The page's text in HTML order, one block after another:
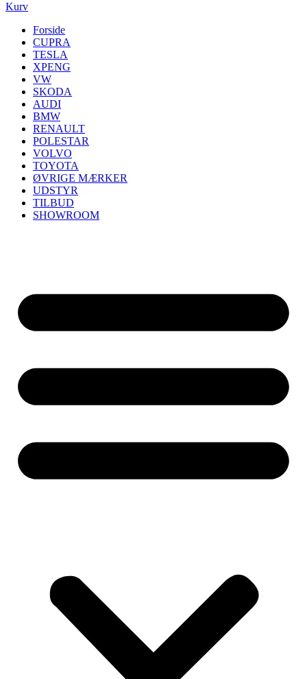
Kurv
Forside
CUPRA
TESLA
XPENG
VW
SKODA
AUDI
BMW
RENAULT
POLESTAR
VOLVO
TOYOTA
ØVRIGE MÆRKER
UDSTYR
TILBUD
SHOWROOM